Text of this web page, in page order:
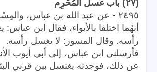
(٢٧) باب غَسل المُحْرِم
٢٤٩٥ - عن عبد الله بن عباس،
أنهُما اختلفا بالأبواء، فقال ابن
رأسه. وقال المسور: لا يغسل رأسه.
فأرسلني ابن عباس، إلى أبي أيوب
عن ذلك، فوجدته يغتسل بين قرني